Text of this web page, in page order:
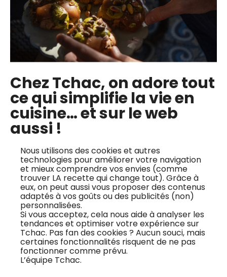
Chez Tchac, on adore tout
ce qui simplifie la vie en
cuisine… et sur le web
aussi !
Nous utilisons des cookies et autres
technologies pour améliorer votre navigation
et mieux comprendre vos envies (comme
trouver LA recette qui change tout). Grâce à
eux, on peut aussi vous proposer des contenus
adaptés à vos goûts ou des publicités (non)
personnalisées.
Si vous acceptez, cela nous aide à analyser les
tendances et optimiser votre expérience sur
Tchac. Pas fan des cookies ? Aucun souci, mais
certaines fonctionnalités risquent de ne pas
fonctionner comme prévu.
L’équipe Tchac.
Le prix d’un cadeau ne définit pas l’amour que vous
portez. Si vous souhaitez offrir une attention
personnalisée à l’occasion de la
fête des mèresmais
que les finances vont mal, on a la solution ! Découvrez
mini (quasi zéro euros), mais qui demanderont en
revanche un peu de vos mains et de vos talents
créatifs.
Un joli tablier personnalisé
Uneidée de cadeaupour toutes les mamans qui
aiment cuisiner : un jolitablierpersonnalisé. Pour cela,
achetez (ou récupérez) un tablier uni. Vous pouvez
ensuite choisir plusieurs techniques : la peinture sur
textile, la couture ou tout simplement le feutre, tous les
moyens sont bons. Vous pourrez ainsi lui dessiner un
portrait ou paysage qui lui est cher, lui écrire un